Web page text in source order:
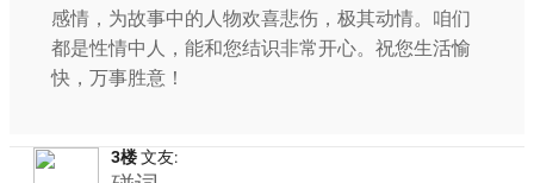
感情，为故事中的人物欢喜悲伤，极其动情。咱们
都是性情中人，能和您结识非常开心。祝您生活愉
快，万事胜意！
3楼文友: